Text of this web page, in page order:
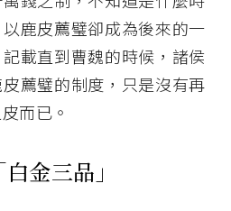
鹿皮薦璧卻成為後來的一
載直到曹魏的時候，諸侯
薦璧的制度，只是沒有再
而已。
金三品」